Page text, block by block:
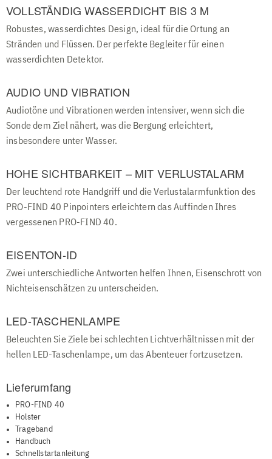
VOLLSTÄNDIG WASSERDICHT BIS 3 M
Robustes, wasserdichtes Design, ideal für die Ortung an
Stränden und Flüssen. Der perfekte Begleiter für einen
wasserdichten Detektor.
AUDIO UND VIBRATION
Audiotöne und Vibrationen werden intensiver, wenn sich die
Sonde dem Ziel nähert, was die Bergung erleichtert,
insbesondere unter Wasser.
HOHE SICHTBARKEIT – MIT VERLUSTALARM
Der leuchtend rote Handgriff und die Verlustalarmfunktion des
PRO-FIND 40 Pinpointers erleichtern das Auffinden Ihres
vergessenen PRO-FIND 40.
EISENTON-ID
Zwei unterschiedliche Antworten helfen Ihnen, Eisenschrott von
Nichteisenschätzen zu unterscheiden.
LED-TASCHENLAMPE
Beleuchten Sie Ziele bei schlechten Lichtverhältnissen mit der
hellen LED-Taschenlampe, um das Abenteuer fortzusetzen.
Lieferumfang
PRO-FIND 40
Holster
Trageband
Handbuch
Schnellstartanleitung